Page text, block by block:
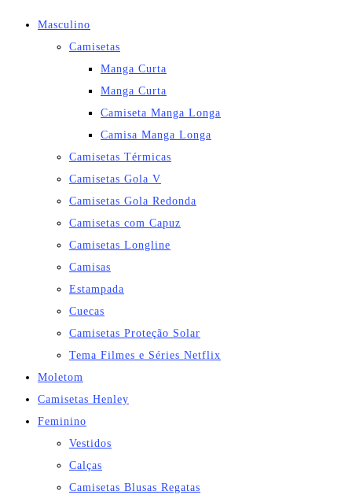
Masculino
Camisetas
Manga Curta
Manga Curta
Camiseta Manga Longa
Camisa Manga Longa
Camisetas Térmicas
Camisetas Gola V
Camisetas Gola Redonda
Camisetas com Capuz
Camisetas Longline
Camisas
Estampada
Cuecas
Camisetas Proteção Solar
Tema Filmes e Séries Netflix
Moletom
Camisetas Henley
Feminino
Vestidos
Calças
Camisetas Blusas Regatas